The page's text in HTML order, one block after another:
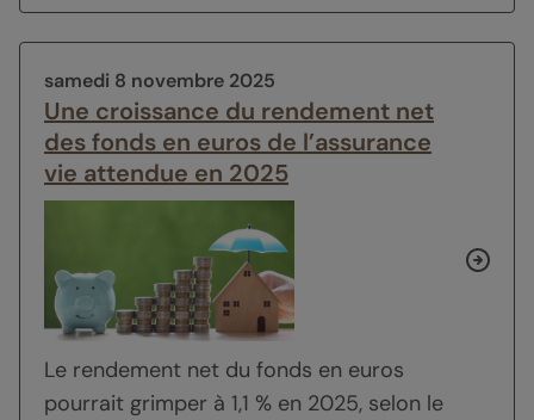
samedi 8 novembre 2025
Une croissance du rendement net
des fonds en euros de l’assurance
vie attendue en 2025
Le rendement net du fonds en euros
pourrait grimper à 1,1 % en 2025, selon le